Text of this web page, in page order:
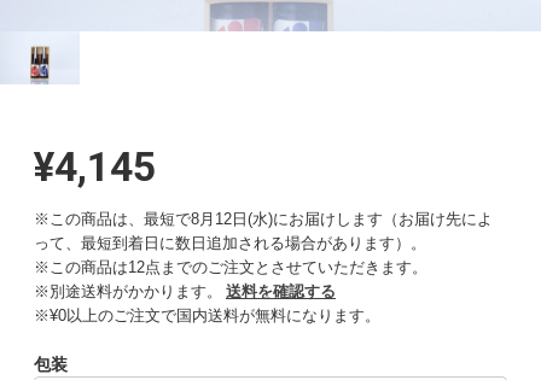
¥4,145
※この商品は、最短で8月12日(水)にお届けします（お届け先によ
って、最短到着日に数日追加される場合があります）。
※この商品は12点までのご注文とさせていただきます。
※別途送料がかかります。
送料を確認する
※¥0以上のご注文で国内送料が無料になります。
包装